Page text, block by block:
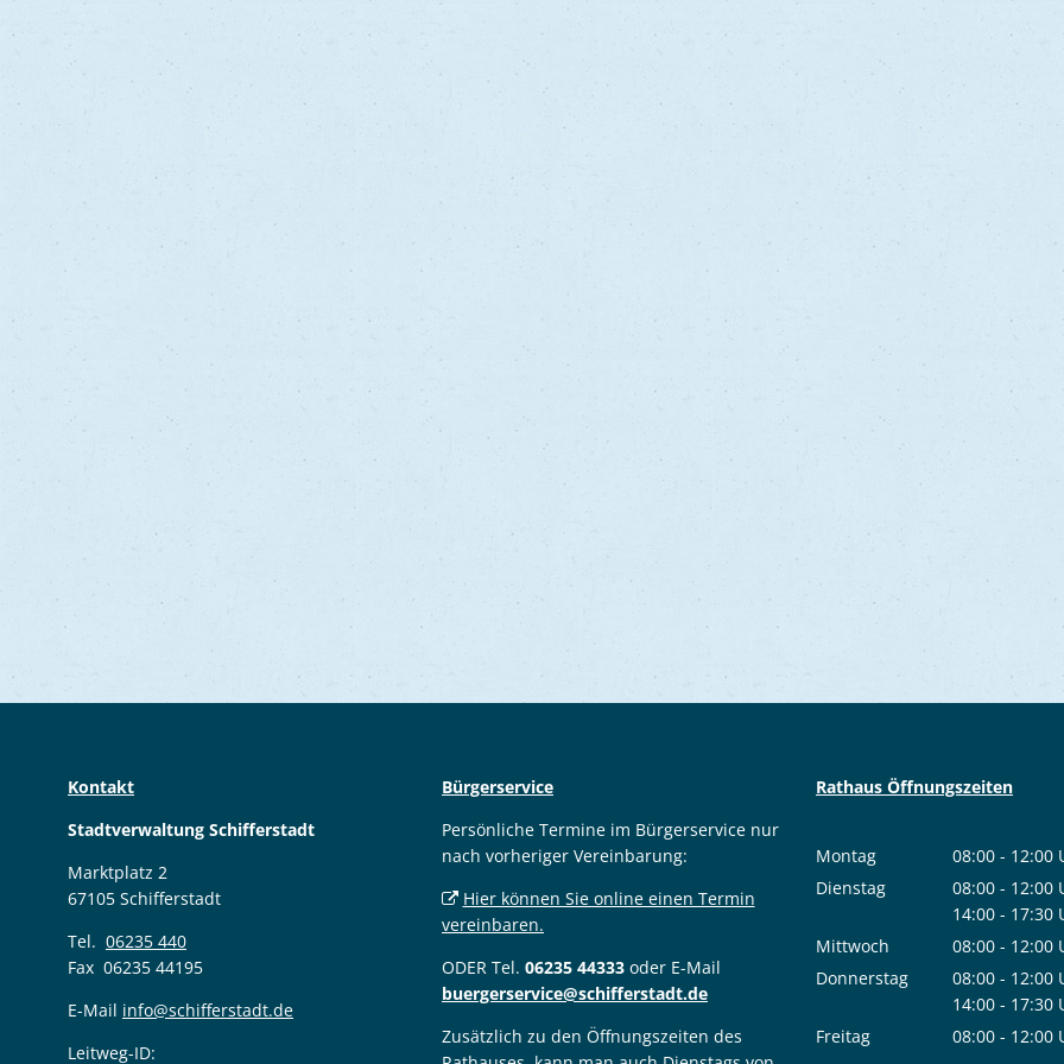
Kontakt
Stadtverwaltung Schifferstadt
Marktplatz 2
67105 Schifferstadt
Tel. 06235 440
Fax 06235 44195
E-Mail info@schifferstadt.de
Leitweg-ID:
Bürgerservice
Persönliche Termine im Bürgerservice nur
nach vorheriger Vereinbarung:
Hier können Sie online einen Termin
vereinbaren.
ODER Tel. 06235 44333 oder E-Mail
buergerservice@schifferstadt.de
Zusätzlich zu den Öffnungszeiten des
Rathaus Öffnungszeiten
Montag 08:00 - 12:00
Von 08:00 bis
Dienstag 08:00 - 12:00
Von 08:00 bis
14:00 - 17:30
Von 14:00 bis
Mittwoch 08:00 - 12:00
Von 08:00 bis
Donnerstag 08:00 - 12:00
Von 08:00 bis
14:00 - 17:30
Von 14:00 bis
Freitag 08:00 - 12:00